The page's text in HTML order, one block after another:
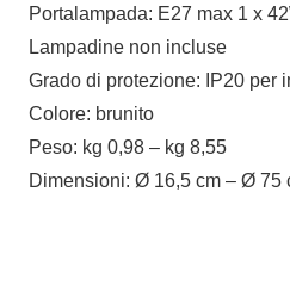
Portalampada: E27 max 1 x
Lampadine non incluse
Grado di protezione: IP20 per
Colore: brunito
Peso: kg 0,98 – kg 8,55
Dimensioni: Ø 16,5 cm – Ø 75